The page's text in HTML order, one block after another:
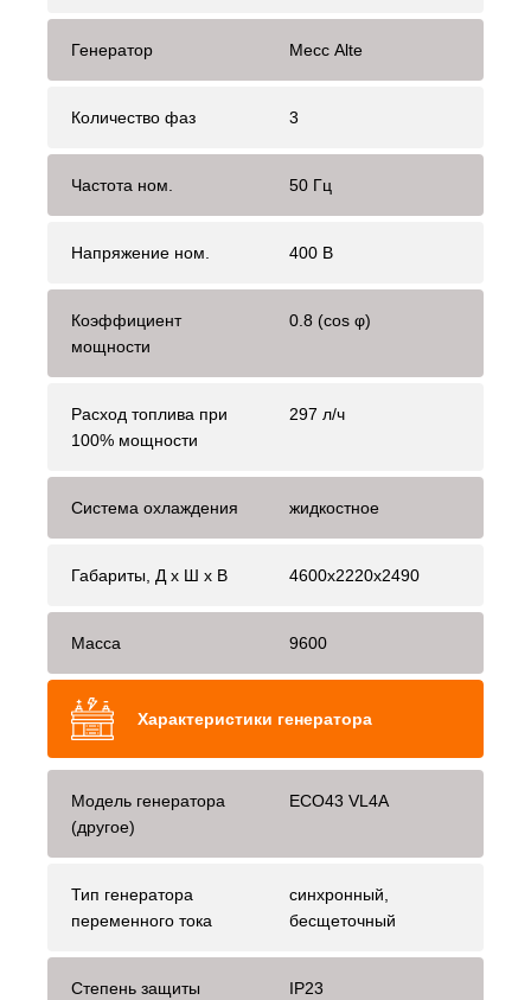
Генератор Mecc Alte
Количество фаз 3
Частота ном. 50 Гц
Напряжение ном. 400 В
Коэффициент
мощности
0.8 (cos φ)
Расход топлива при
100% мощности
297 л/ч
Система охлаждения жидкостное
Габариты, Д x Ш x В 4600x2220x2490
Масса 9600
Характеристики генератора
Модель генератора
(другое)
ECO43 VL4A
Тип генератора
переменного тока
синхронный,
бесщеточный
Степень защиты IP23